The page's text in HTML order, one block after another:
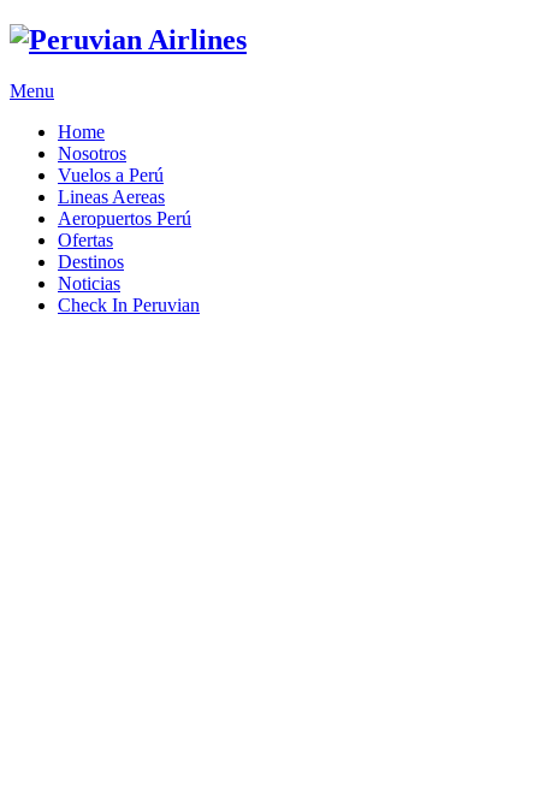
Menu
Home
Nosotros
Vuelos a Perú
Lineas Aereas
Aeropuertos Perú
Ofertas
Destinos
Noticias
Check In Peruvian